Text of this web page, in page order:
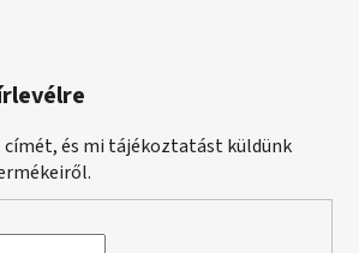
címét, és mi tájékoztatást küldünk